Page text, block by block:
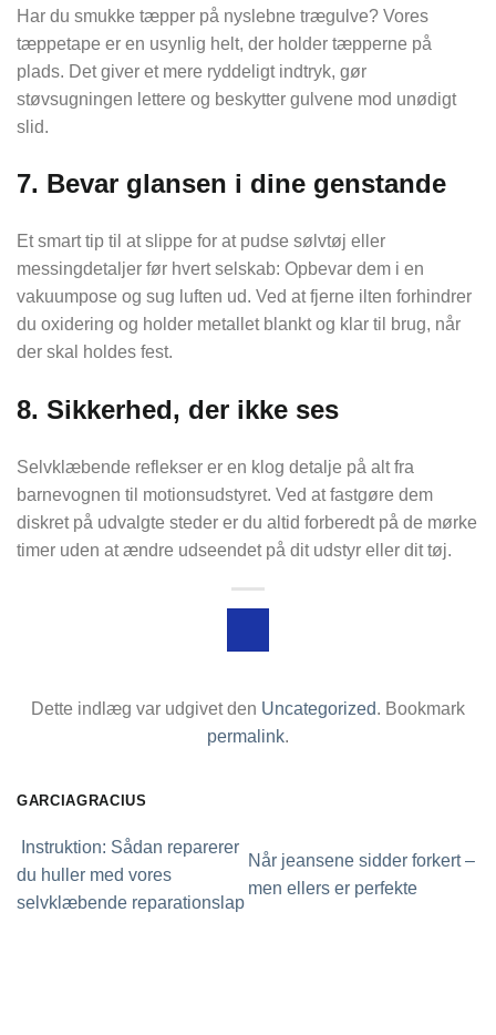
Har du smukke tæpper på nyslebne trægulve? Vores
tæppetape er en usynlig helt, der holder tæpperne på
plads. Det giver et mere ryddeligt indtryk, gør
støvsugningen lettere og beskytter gulvene mod unødigt
slid.
7. Bevar glansen i dine genstande
Et smart tip til at slippe for at pudse sølvtøj eller
messingdetaljer før hvert selskab: Opbevar dem i en
vakuumpose og sug luften ud. Ved at fjerne ilten forhindrer
du oxidering og holder metallet blankt og klar til brug, når
der skal holdes fest.
8. Sikkerhed, der ikke ses
Selvklæbende reflekser er en klog detalje på alt fra
barnevognen til motionsudstyret. Ved at fastgøre dem
diskret på udvalgte steder er du altid forberedt på de mørke
timer uden at ændre udseendet på dit udstyr eller dit tøj.
Dette indlæg var udgivet den Uncategorized. Bookmark
permalink.
GARCIAGRACIUS
Instruktion: Sådan reparerer
du huller med vores
selvklæbende reparationslap
Når jeansene sidder forkert –
men ellers er perfekte